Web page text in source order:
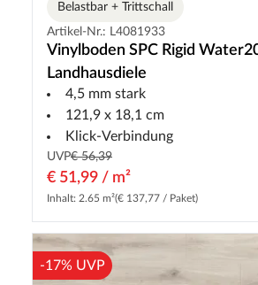
Belastbar + Trittschall
Artikel-Nr.: L4081933
Vinylboden SPC Rigid
Landhausdiele
4,5 mm stark
121,9 x 18,1 cm
Klick-Verbindung
UVP€ 56,39
€ 51,99 / m²
Inhalt: 2.65 m²(€ 137,77 / Paket)
-17% UVP